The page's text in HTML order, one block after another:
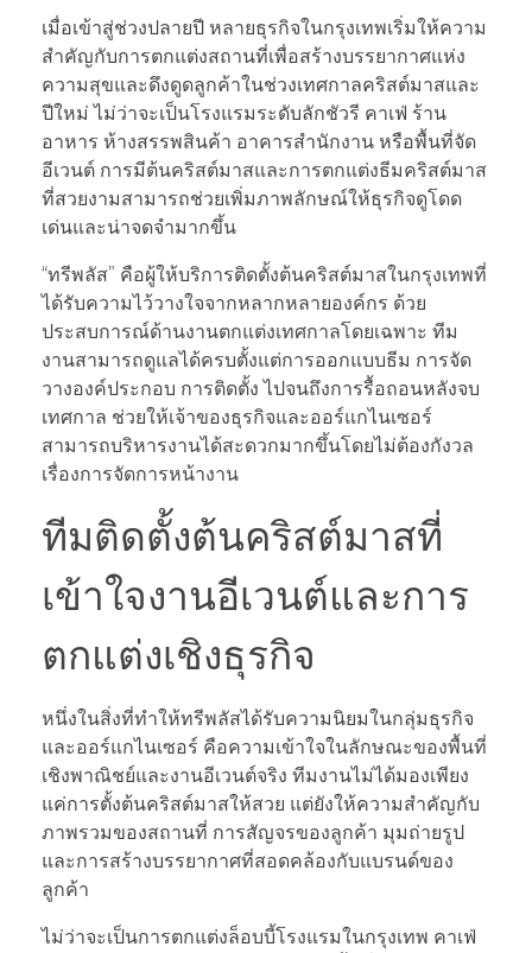
เมื่อเข้าสู่ช่วงปลายปี หลายธุรกิจในกรุงเทพเริ่มให้ความ
สำคัญกับการตกแต่งสถานที่เพื่อสร้างบรรยากาศแห่ง
ความสุขและดึงดูดลูกค้าในช่วงเทศกาลคริสต์มาสและ
ปีใหม่ ไม่ว่าจะเป็นโรงแรมระดับลักชัวรี คาเฟ่ ร้าน
อาหาร ห้างสรรพสินค้า อาคารสำนักงาน หรือพื้นที่จัด
อีเวนต์ การมีต้นคริสต์มาสและการตกแต่งธีมคริสต์มาส
ที่สวยงามสามารถช่วยเพิ่มภาพลักษณ์ให้ธุรกิจดูโดด
เด่นและน่าจดจำมากขึ้น
“ทรีพลัส” คือผู้ให้บริการติดตั้งต้นคริสต์มาสในกรุงเทพที่
ได้รับความไว้วางใจจากหลากหลายองค์กร ด้วย
ประสบการณ์ด้านงานตกแต่งเทศกาลโดยเฉพาะ ทีม
งานสามารถดูแลได้ครบตั้งแต่การออกแบบธีม การจัด
วางองค์ประกอบ การติดตั้ง ไปจนถึงการรื้อถอนหลังจบ
เทศกาล ช่วยให้เจ้าของธุรกิจและออร์แกไนเซอร์
สามารถบริหารงานได้สะดวกมากขึ้นโดยไม่ต้องกังวล
เรื่องการจัดการหน้างาน
ทีมติดตั้งต้นคริสต์มาสที่
เข้าใจงานอีเวนต์และการ
ตกแต่งเชิงธุรกิจ
หนึ่งในสิ่งที่ทำให้ทรีพลัสได้รับความนิยมในกลุ่มธุรกิจ
และออร์แกไนเซอร์ คือความเข้าใจในลักษณะของพื้นที่
เชิงพาณิชย์และงานอีเวนต์จริง ทีมงานไม่ได้มองเพียง
แค่การตั้งต้นคริสต์มาสให้สวย แต่ยังให้ความสำคัญกับ
ภาพรวมของสถานที่ การสัญจรของลูกค้า มุมถ่ายรูป
และการสร้างบรรยากาศที่สอดคล้องกับแบรนด์ของ
ลูกค้า
ไม่ว่าจะเป็นการตกแต่งล็อบบี้โรงแรมในกรุงเทพ คาเฟ่